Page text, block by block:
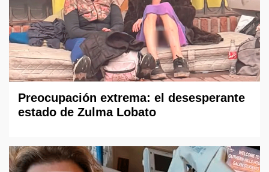
Preocupación extrema: el desesperante
estado de Zulma Lobato